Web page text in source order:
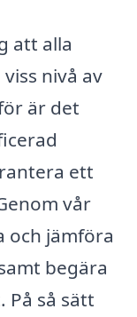
att alla
nivå av
är det
ett
vår
och jämföra
begära
så sätt